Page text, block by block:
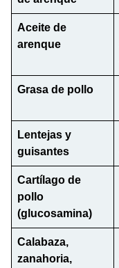
Aceite de
arenque
Grasa de pollo
Lentejas y
guisantes
Cartílago de
pollo
(glucosamina)
Calabaza,
zanahoria,